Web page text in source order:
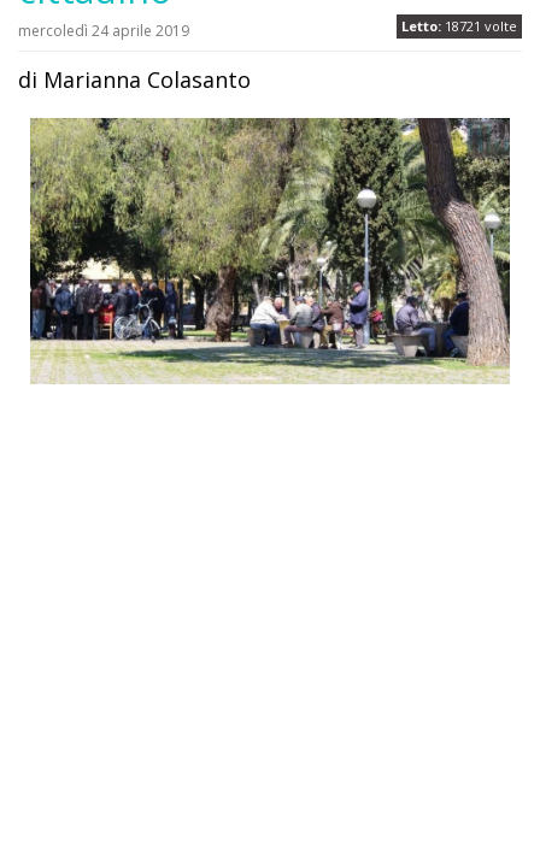
Letto: 18721 volte
mercoledì 24 aprile 2019
di Marianna Colasanto